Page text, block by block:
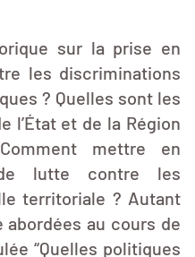
sur la prise en
les discriminations
? Quelles sont les
l’État et de la Région
mettre en
lutte contre les
territoriale ? Autant
au cours de
“Quelles politiques